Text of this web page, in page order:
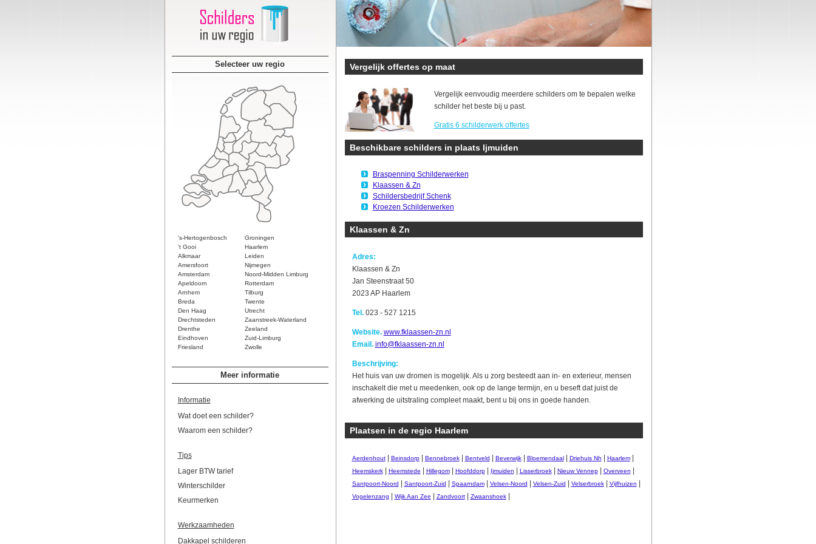
Selecteer uw regio
's-Hertogenbosch
Groningen
't Gooi
Haarlem
Alkmaar
Leiden
Amersfoort
Nijmegen
Amsterdam
Noord-Midden Limburg
Apeldoorn
Rotterdam
Arnhem
Tilburg
Breda
Twente
Den Haag
Utrecht
Drechtsteden
Zaanstreek-Waterland
Drenthe
Zeeland
Eindhoven
Zuid-Limburg
Friesland
Zwolle
Meer informatie
Informatie
Wat doet een schilder?
Waarom een schilder?
Tips
Lager BTW tarief
Winterschilder
Keurmerken
Werkzaamheden
Dakkapel schilderen
Vergelijk offertes op maat
Vergelijk eenvoudig meerdere schilders om te bepalen welke
schilder het beste bij u past.
Gratis 6 schilderwerk offertes
Beschikbare schilders in plaats Ijmuiden
Braspenning Schilderwerken
Klaassen & Zn
Schildersbedrijf Schenk
Kroezen Schilderwerken
Klaassen & Zn
Adres:
Klaassen & Zn
Jan Steenstraat 50
2023 AP Haarlem
Tel.023 - 527 1215
Website. www.fklaassen-zn.nl
Email. info@fklaassen-zn.nl
Beschrijving:
Het huis van uw dromen is mogelijk. Als u zorg besteedt aan in- en exterieur, mensen
inschakelt die met u meedenken, ook op de lange termijn, en u beseft dat juist de
afwerking de uitstraling compleet maakt, bent u bij ons in goede handen.
Plaatsen in de regio Haarlem
Aerdenhout| Beinsdorp| Bennebroek| Bentveld Beverwijk| Bloemendaal| Driehuis Nh Haarlem|
Heemskerk| Heemstede Hillegom| Hoofddorp| Ijmuiden Lisserbroek| Nieuw Vennep| Overveen
Santpoort-Noord Santpoort-Zuid Spaarndam| Velsen-Noord Velsen-Zuid Velserbroek| Vijfhuizen
Vogelenzang Wijk Aan Zee Zandvoort| Zwaanshoek|